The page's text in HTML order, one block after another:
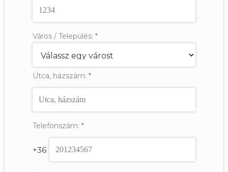
Város / Település: *
Utca, házszám: *
Telefonszám: *
+36